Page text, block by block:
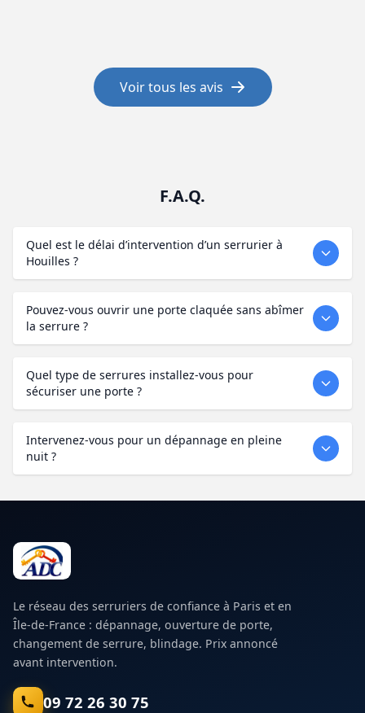
Voir tous les avis
F.A.Q.
Quel est le délai d’intervention d’un serrurier à
Houilles ?
Pouvez-vous ouvrir une porte claquée sans abîmer
la serrure ?
Quel type de serrures installez-vous pour
sécuriser une porte ?
Intervenez-vous pour un dépannage en pleine
nuit ?
Le réseau des serruriers de confiance à Paris et en
Île-de-France : dépannage, ouverture de porte,
changement de serrure, blindage. Prix annoncé
avant intervention.
09 72 26 30 75